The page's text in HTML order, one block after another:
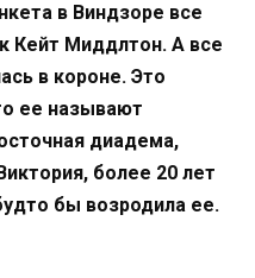
в Виндзоре все
Кейт Миддлтон. А все
в короне. Это
ее называют
диадема,
более 20 лет
бы возродила ее.